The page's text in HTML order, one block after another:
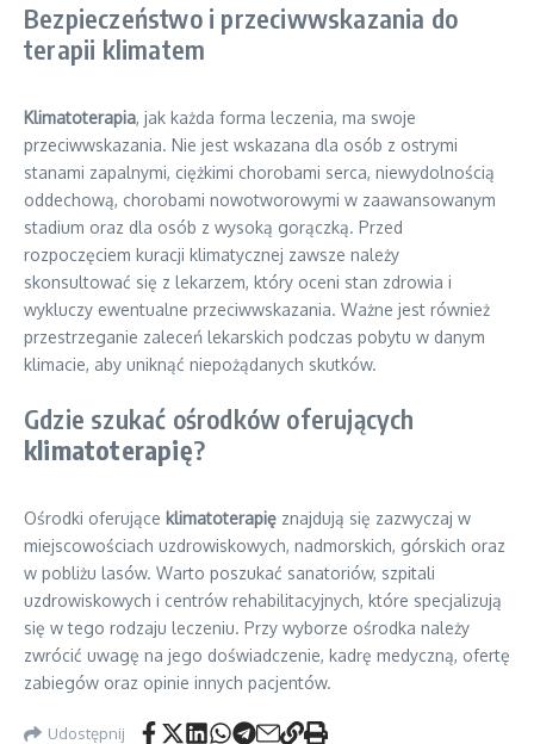
Bezpieczeństwo i przeciwwskazania do
terapii klimatem
Klimatoterapia, jak każda forma leczenia, ma swoje
przeciwwskazania. Nie jest wskazana dla osób z ostrymi
stanami zapalnymi, ciężkimi chorobami serca, niewydolnością
oddechową, chorobami nowotworowymi w zaawansowanym
stadium oraz dla osób z wysoką gorączką. Przed
rozpoczęciem kuracji klimatycznej zawsze należy
skonsultować się z lekarzem, który oceni stan zdrowia i
wykluczy ewentualne przeciwwskazania. Ważne jest również
przestrzeganie zaleceń lekarskich podczas pobytu w danym
klimacie, aby uniknąć niepożądanych skutków.
Gdzie szukać ośrodków oferujących
klimatoterapię?
Ośrodki oferujące klimatoterapię znajdują się zazwyczaj w
miejscowościach uzdrowiskowych, nadmorskich, górskich oraz
w pobliżu lasów. Warto poszukać sanatoriów, szpitali
uzdrowiskowych i centrów rehabilitacyjnych, które specjalizują
się w tego rodzaju leczeniu. Przy wyborze ośrodka należy
zwrócić uwagę na jego doświadczenie, kadrę medyczną, ofertę
zabiegów oraz opinie innych pacjentów.
Udostępnij